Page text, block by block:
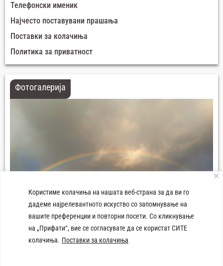
Користиме колачиња на нашата веб-страна за да ви го
дадеме најрелевантното искуство со запомнување на
вашите преференции и повторни посети. Со кликнување
на „Прифати“, вие се согласувате да се користат СИТЕ
колачиња. Поставки за колачиња
Телефонски именик
Најчесто поставувани прашања
Поставки за колачиња
Политика за приватност
Фотогалерија